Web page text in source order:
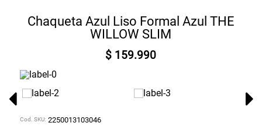
Chaqueta Azul Liso Formal Azul THE
WILLOW SLIM
$ 159.990
Cod. SKU: 2250013103046